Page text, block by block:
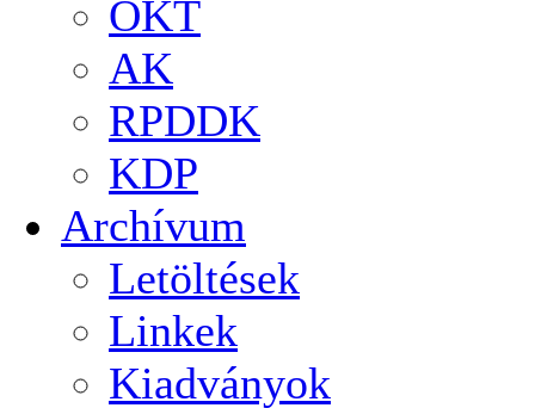
OKT
AK
RPDDK
KDP
Archívum
Letöltések
Linkek
Kiadványok